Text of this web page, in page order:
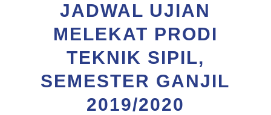
JADWAL UJIAN
MELEKAT PRODI
TEKNIK SIPIL,
SEMESTER GANJIL
2019/2020